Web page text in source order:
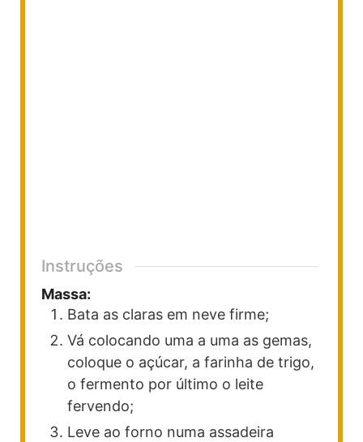
Instruções
Massa:
Bata as claras em neve firme;
Vá colocando uma a uma as gemas,
coloque o açúcar, a farinha de trigo,
o fermento por último o leite
fervendo;
Leve ao forno numa assadeira